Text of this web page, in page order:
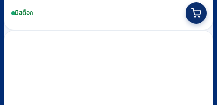
was:
฿1,080.
is:
฿1,000.
มีสต็อก